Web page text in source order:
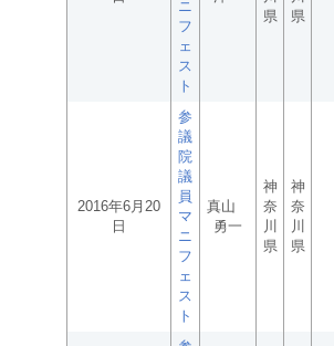
ニ
フ
ェ
ス
ト
県
県
2016年6月20
日
参
議
院
議
員
マ
ニ
フ
ェ
ス
ト
真山
勇一
神
奈
川
県
神
奈
川
県